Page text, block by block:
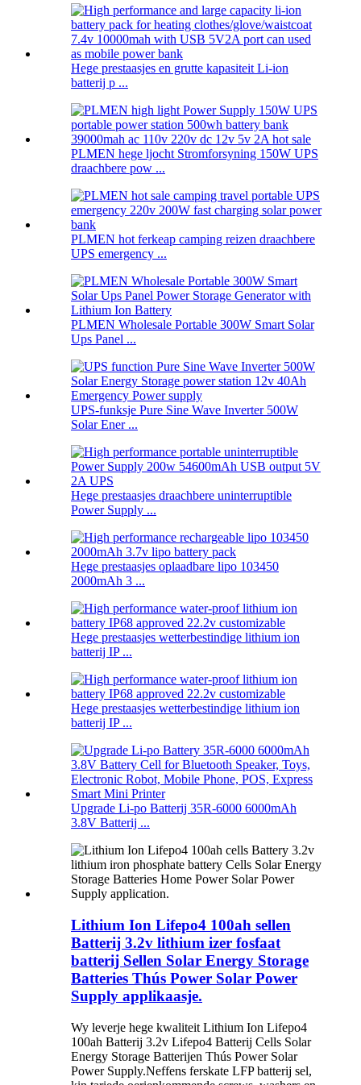
Hege prestaasjes en grutte kapasiteit Li-ion
batterij p ...
PLMEN hege ljocht Stromforsyning 150W UPS
draachbere pow ...
PLMEN hot ferkeap camping reizen draachbere
UPS emergency ...
PLMEN Wholesale Portable 300W Smart Solar
Ups Panel ...
UPS-funksje Pure Sine Wave Inverter 500W
Solar Ener ...
Hege prestaasjes draachbere uninterruptible
Power Supply ...
Hege prestaasjes oplaadbare lipo 103450
2000mAh 3 ...
Hege prestaasjes wetterbestindige lithium ion
batterij IP ...
Hege prestaasjes wetterbestindige lithium ion
batterij IP ...
Upgrade Li-po Batterij 35R-6000 6000mAh
3.8V Batterij ...
Lithium Ion Lifepo4 100ah sellen
Batterij 3.2v lithium izer fosfaat
batterij Sellen Solar Energy Storage
Batteries Thús Power Solar Power
Supply applikaasje.
Wy leverje hege kwaliteit Lithium Ion Lifepo4
100ah Batterij 3.2v Lifepo4 Batterij Cells Solar
Energy Storage Batterijen Thús Power Solar
Power Supply.Neffens ferskate LFP batterij sel,